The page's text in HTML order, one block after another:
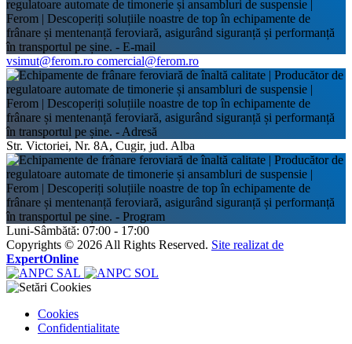
vsimut@ferom.ro comercial@ferom.ro
Str. Victoriei, Nr. 8A, Cugir, jud. Alba
Luni-Sâmbătă: 07:00 - 17:00
Copyrights © 2026 All Rights Reserved. Site realizat de
ExpertOnline
Cookies
Confidentialitate